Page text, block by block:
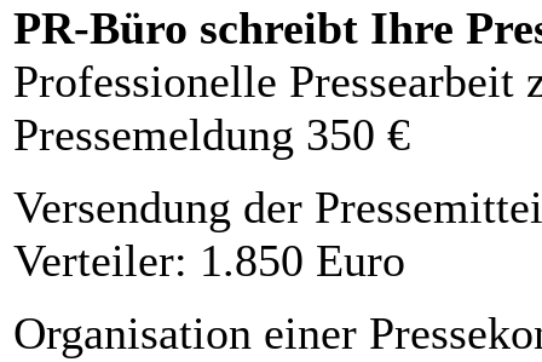
PR-Büro schreibt Ihre
Professionelle Pressearbeit
Pressemeldung 350 €
Versendung der
Verteiler: 1.850 Euro
Organisation einer